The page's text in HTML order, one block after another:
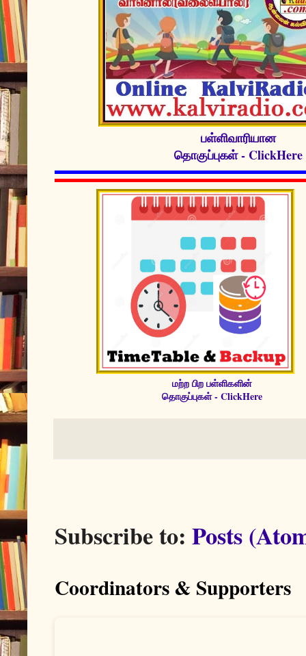
பள்ளிவாரியான
தொகுப்புகள் - ClickHere
மற்ற பிற பள்ளிகளின்
தொகுப்புகள் - ClickHere
Subscribe to: Posts
Coordinators & Supporters